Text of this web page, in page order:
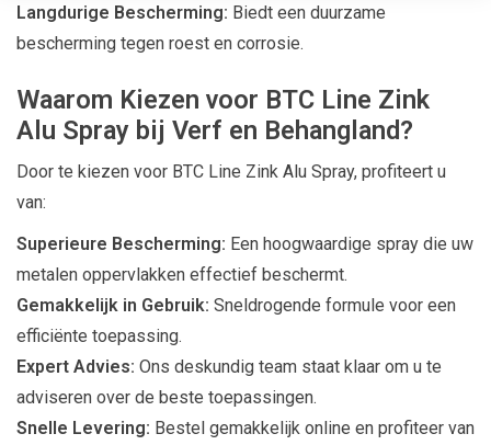
Langdurige Bescherming: Biedt een duurzame
bescherming tegen roest en corrosie.
Waarom Kiezen voor BTC Line Zink
Alu Spray bij Verf en Behangland?
Door te kiezen voor BTC Line Zink Alu Spray, profiteert u
van:
Superieure Bescherming: Een hoogwaardige spray die uw
metalen oppervlakken effectief beschermt.
Gemakkelijk in Gebruik: Sneldrogende formule voor een
efficiënte toepassing.
Expert Advies: Ons deskundig team staat klaar om u te
adviseren over de beste toepassingen.
Snelle Levering: Bestel gemakkelijk online en profiteer van